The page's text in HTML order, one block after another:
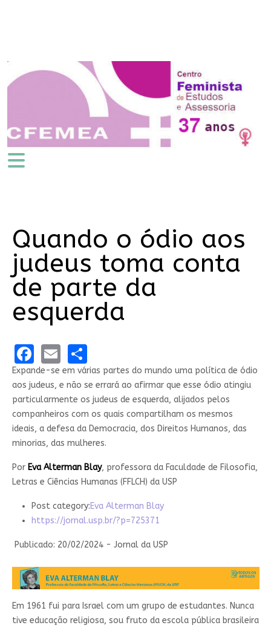
Quando o ódio aos
judeus toma conta
de parte da
esquerda
Facebook
EmailShare
Expande-se em várias partes do mundo uma política de ódio
aos judeus, e não se errará ao afirmar que esse ódio atingiu
particularmente os judeus de esquerda, alijados pelos
companheiros com os quais compartilham os mesmos
ideais, a defesa da Democracia, dos Direitos Humanos, das
minorias, das mulheres.
Por Eva Alterman Blay, professora da Faculdade de Filosofia,
Letras e Ciências Humanas (FFLCH) da USP
Post category:Eva Alterman Blay
https://jornal.usp.br/?p=725371
Publicado: 20/02/2024 - Jornal da USP
Em 1961 fui para Israel com um grupo de estudantes. Nunca
tive educação religiosa, sou fruto da escola pública brasileira